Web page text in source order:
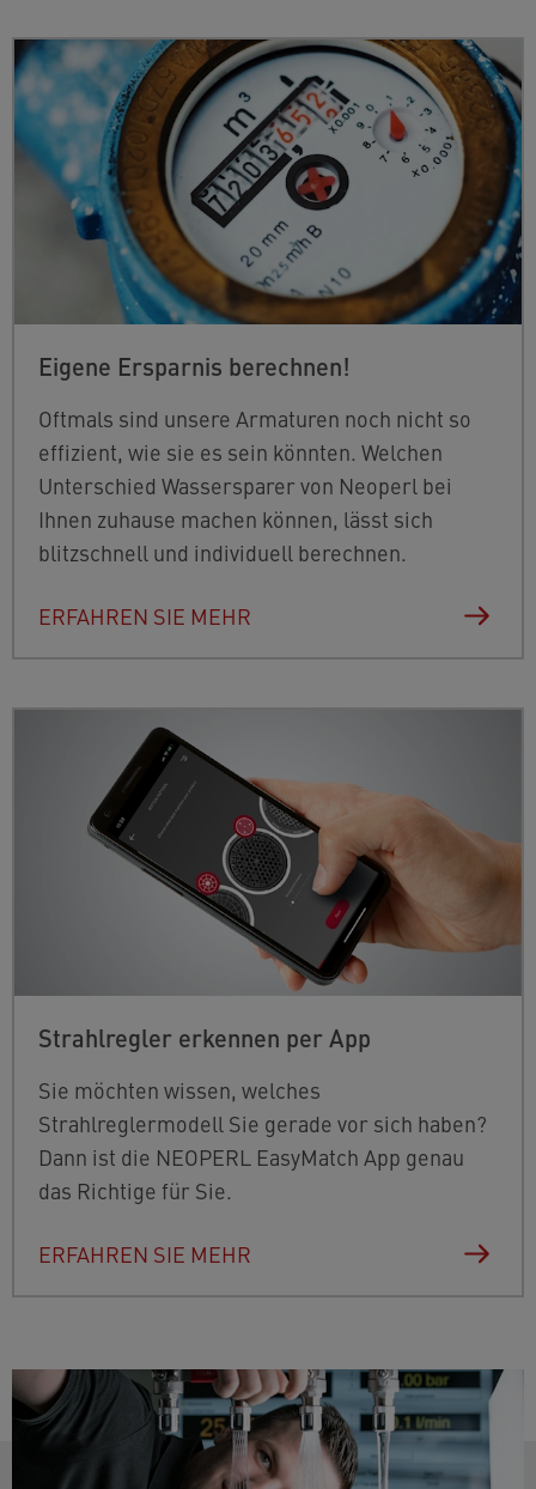
Eigene Ersparnis berechnen!
Oftmals sind unsere Armaturen noch nicht so
effizient, wie sie es sein könnten. Welchen
Unterschied Wassersparer von Neoperl bei
Ihnen zuhause machen können, lässt sich
blitzschnell und individuell berechnen.
ERFAHREN SIE MEHR
Strahlregler erkennen per App
Sie möchten wissen, welches
Strahlreglermodell Sie gerade vor sich haben?
Dann ist die NEOPERL EasyMatch App genau
das Richtige für Sie.
ERFAHREN SIE MEHR